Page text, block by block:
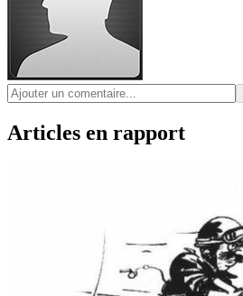
Articles en rapport